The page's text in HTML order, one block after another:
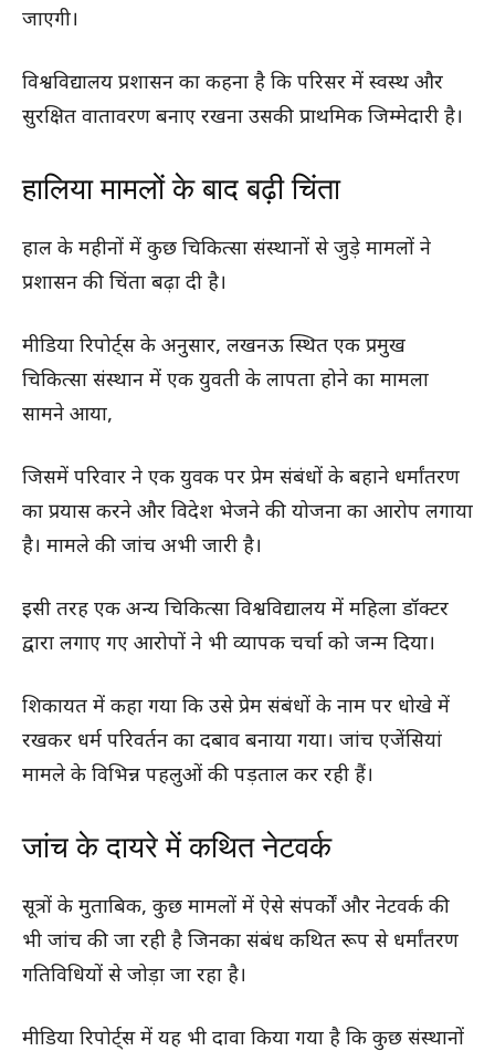
जाएगी।
विश्वविद्यालय प्रशासन का कहना है कि परिसर में स्वस्थ और
सुरक्षित वातावरण बनाए रखना उसकी प्राथमिक जिम्मेदारी है।
हालिया मामलों के बाद बढ़ी चिंता
हाल के महीनों में कुछ चिकित्सा संस्थानों से जुड़े मामलों ने
प्रशासन की चिंता बढ़ा दी है।
मीडिया रिपोर्ट्स के अनुसार, लखनऊ स्थित एक प्रमुख
चिकित्सा संस्थान में एक युवती के लापता होने का मामला
सामने आया,
जिसमें परिवार ने एक युवक पर प्रेम संबंधों के बहाने धर्मांतरण
का प्रयास करने और विदेश भेजने की योजना का आरोप लगाया
है। मामले की जांच अभी जारी है।
इसी तरह एक अन्य चिकित्सा विश्वविद्यालय में महिला डॉक्टर
द्वारा लगाए गए आरोपों ने भी व्यापक चर्चा को जन्म दिया।
शिकायत में कहा गया कि उसे प्रेम संबंधों के नाम पर धोखे में
रखकर धर्म परिवर्तन का दबाव बनाया गया। जांच एजेंसियां
मामले के विभिन्न पहलुओं की पड़ताल कर रही हैं।
जांच के दायरे में कथित नेटवर्क
सूत्रों के मुताबिक, कुछ मामलों में ऐसे संपर्कों और नेटवर्क की
भी जांच की जा रही है जिनका संबंध कथित रूप से धर्मांतरण
गतिविधियों से जोड़ा जा रहा है।
मीडिया रिपोर्ट्स में यह भी दावा किया गया है कि कुछ संस्थानों